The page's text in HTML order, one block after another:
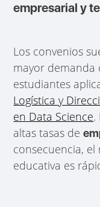
empresarial y
Los convenios
mayor demanda
estudiantes
Logística y
en Data Science.
altas tasas de
consecuencia,
educativa es